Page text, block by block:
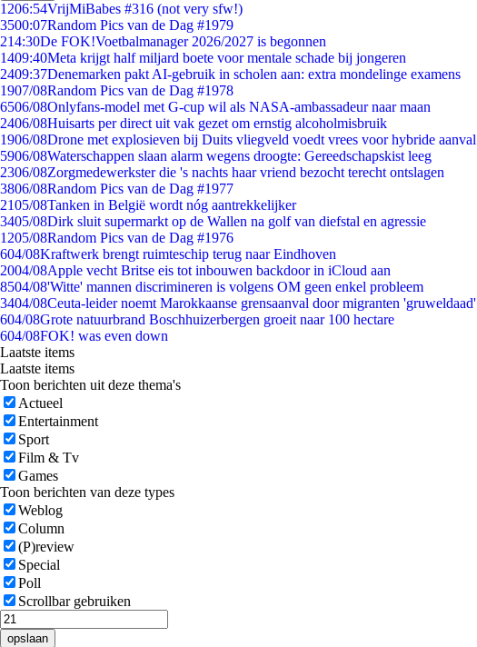
1206:54VrijMiBabes #316 (not very sfw!)
3500:07Random Pics van de Dag #1979
214:30De FOK!Voetbalmanager 2026/2027 is begonnen
1409:40Meta krijgt half miljard boete voor mentale schade bij jongeren
2409:37Denemarken pakt AI-gebruik in scholen aan: extra mondelinge examens
1907/08Random Pics van de Dag #1978
6506/08Onlyfans-model met G-cup wil als NASA-ambassadeur naar maan
2406/08Huisarts per direct uit vak gezet om ernstig alcoholmisbruik
1906/08Drone met explosieven bij Duits vliegveld voedt vrees voor hybride aanval
5906/08Waterschappen slaan alarm wegens droogte: Gereedschapskist leeg
2306/08Zorgmedewerkster die 's nachts haar vriend bezocht terecht ontslagen
3806/08Random Pics van de Dag #1977
2105/08Tanken in België wordt nóg aantrekkelijker
3405/08Dirk sluit supermarkt op de Wallen na golf van diefstal en agressie
1205/08Random Pics van de Dag #1976
604/08Kraftwerk brengt ruimteschip terug naar Eindhoven
2004/08Apple vecht Britse eis tot inbouwen backdoor in iCloud aan
8504/08'Witte' mannen discrimineren is volgens OM geen enkel probleem
3404/08Ceuta-leider noemt Marokkaanse grensaanval door migranten 'gruweldaad'
604/08Grote natuurbrand Boschhuizerbergen groeit naar 100 hectare
604/08FOK! was even down
Laatste items
Laatste items
Toon berichten uit deze thema's
Actueel
Entertainment
Sport
Film & Tv
Games
Toon berichten van deze types
Weblog
Column
(P)review
Special
Poll
Scrollbar gebruiken
opslaan